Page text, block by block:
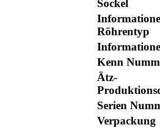
Sockel
Röhrentyp
Kenn
Ätz-
Serien
Verpackung